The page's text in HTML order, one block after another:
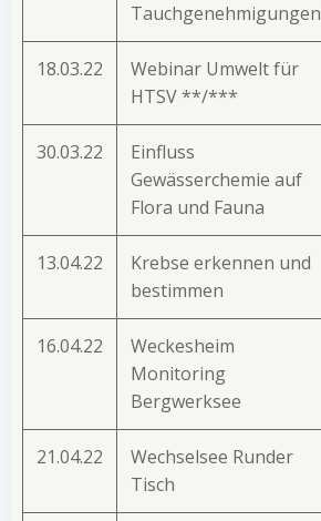
Tauchgenehmigungen
18.03.22
Webinar Umwelt für
HTSV **/***
30.03.22
Einfluss
Gewässerchemie auf
Flora und Fauna
13.04.22
Krebse erkennen und
bestimmen
16.04.22
Weckesheim
Monitoring
Bergwerksee
21.04.22
Wechselsee Runder
Tisch